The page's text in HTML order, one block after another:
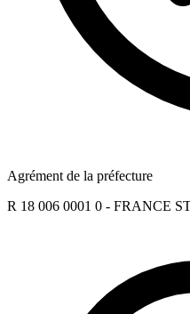
Agrément de la préfecture
R 18 006 0001 0 - FRANCE